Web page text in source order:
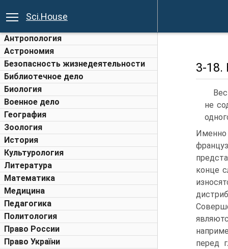
Sci.House
Антропология
Астрономия
Безопасность жизнедеятельности
Библиотечное дело
Биология
Военное дело
География
Зоология
История
Культурология
Литература
Математика
Медицина
Педагогика
Политология
Право России
Право України
3-
не
конце
перед